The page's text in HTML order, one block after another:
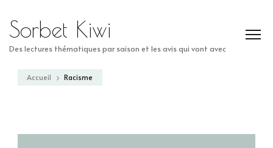
Sorbet Kiwi
Des lectures thématiques par saison et les avis qui vont avec
Accueil Racisme